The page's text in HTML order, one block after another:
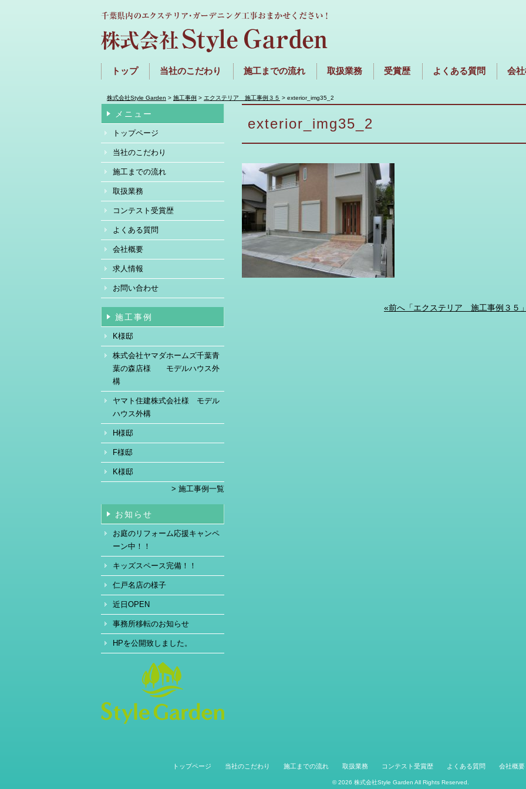
トップ 当社のこだわり 施工までの流れ 取扱業務 受賞歴 よくある質問 会
株式会社Style Garden > 施工事例 > エクステリア 施工事例３５ > exterior_img35_2
exterior_img35_2
«前へ「エクステリア 施工事例３５
メニュー
トップページ
当社のこだわり
施工までの流れ
取扱業務
コンテスト受賞歴
よくある質問
会社概要
求人情報
お問い合わせ
施工事例
K様邸
株式会社ヤマダホームズ千葉青
葉の森店様 モデルハウス外
構
ヤマト住建株式会社様 モデル
ハウス外構
H様邸
F様邸
K様邸
> 施工事例一覧
お知らせ
お庭のリフォーム応援キャンペ
ーン中！！
キッズスペース完備！！
仁戸名店の様子
近日OPEN
事務所移転のお知らせ
HPを公開致しました。
トップページ 当社のこだわり 施工までの流れ 取扱業務 コンテスト受賞歴 よくある質問 会社概要
© 2026 株式会社Style Garden All Rights Reserved.